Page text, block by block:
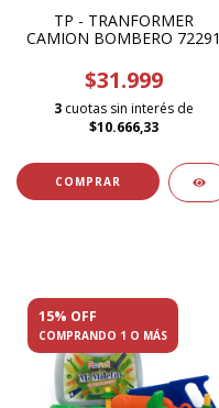
TP - TRANFORMER
CAMION BOMBERO 72291
$31.999
3 cuotas sin interés de
$10.666,33
15% OFF
COMPRANDO 1 O MÁS